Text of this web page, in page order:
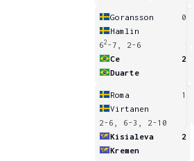
Goransson
0
Hamlin
62 -7, 2-6
Ce
2
Duarte
Roma
1
Virtanen
2-6, 6-3, 2-10
Kisialeva
2
Kremen